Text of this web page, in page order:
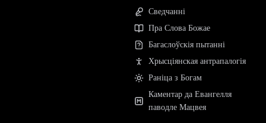
Сведчанні
Пра Слова Божае
Багаслоўскія пытанні
Хрысціянская антрапалогія
Раніца з Богам
Каментар да Евангелля
паводле Мацвея